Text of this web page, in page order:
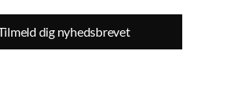
C-19 Vaccinen. Den Er Sikker
Os. Mine Børn Skal Have
dig nyhedsbrevet